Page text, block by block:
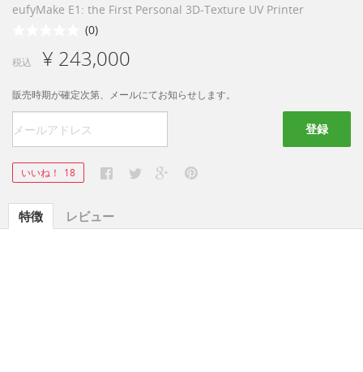
eufyMake E1: the First Personal 3D-Texture UV Printer
(0)
税込 ¥ 243,000
販売時期が確定次第、メールにてお知らせします。
登録
いいね！ 18
特徴 レビュー